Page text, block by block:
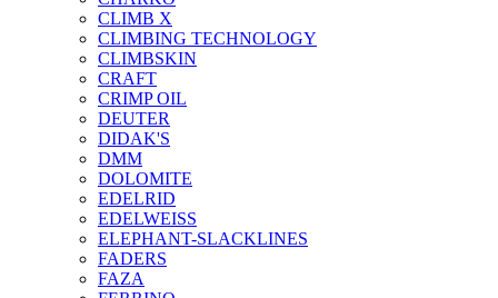
CLIMB X
CLIMBING TECHNOLOGY
CLIMBSKIN
CRAFT
CRIMP OIL
DEUTER
DIDAK'S
DMM
DOLOMITE
EDELRID
EDELWEISS
ELEPHANT-SLACKLINES
FADERS
FAZA